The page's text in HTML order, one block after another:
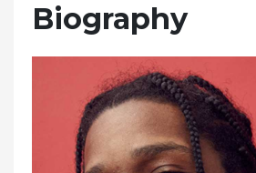
Biography